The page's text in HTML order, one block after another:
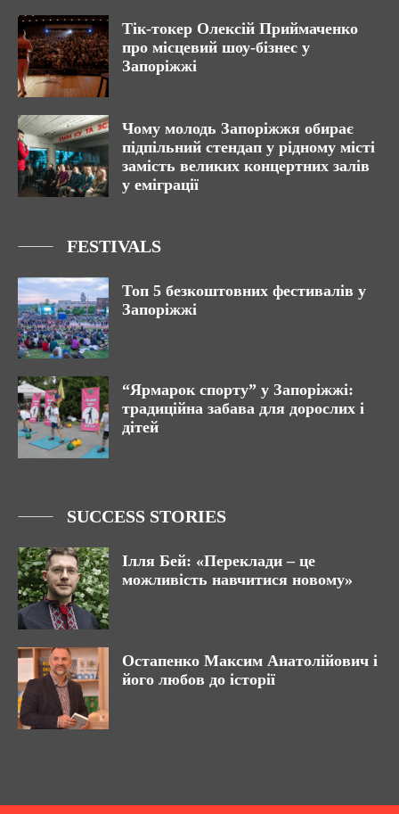
Тік-токер Олексій Приймаченко
про місцевий шоу-бізнес у
Запоріжжі
Чому молодь Запоріжжя обирає
підпільний стендап у рідному місті
замість великих концертних залів
у еміграції
FESTIVALS
Топ 5 безкоштовних фестивалів у
Запоріжжі
“Ярмарок спорту” у Запоріжжі:
традиційна забава для дорослих і
дітей
SUCCESS STORIES
Ілля Бей: «Переклади – це
можливість навчитися новому»
Остапенко Максим Анатолійович і
його любов до історії